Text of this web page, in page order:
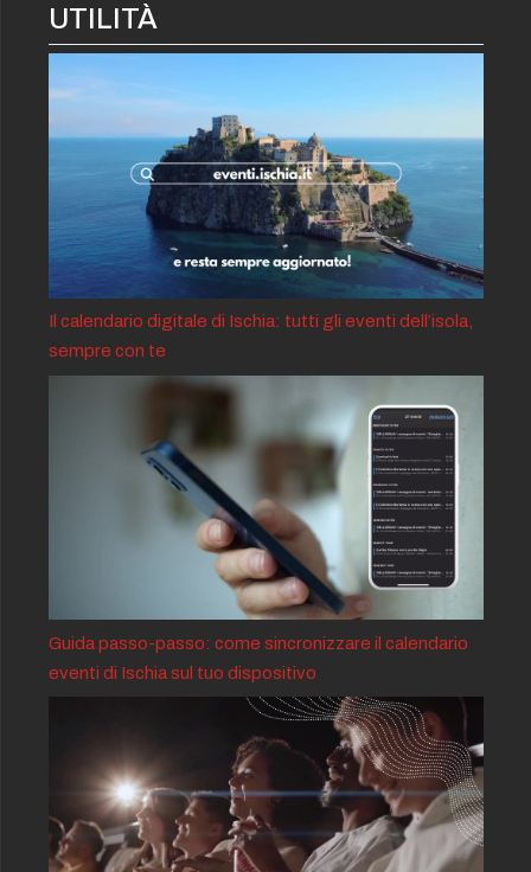
UTILITÀ
Il calendario digitale di Ischia: tutti gli eventi dell’isola,
sempre con te
Guida passo-passo: come sincronizzare il calendario
eventi di Ischia sul tuo dispositivo